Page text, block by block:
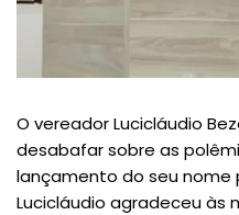
O vereador Lucicláudio
desabafar sobre as
lançamento do seu nome
Lucicláudio agradeceu às